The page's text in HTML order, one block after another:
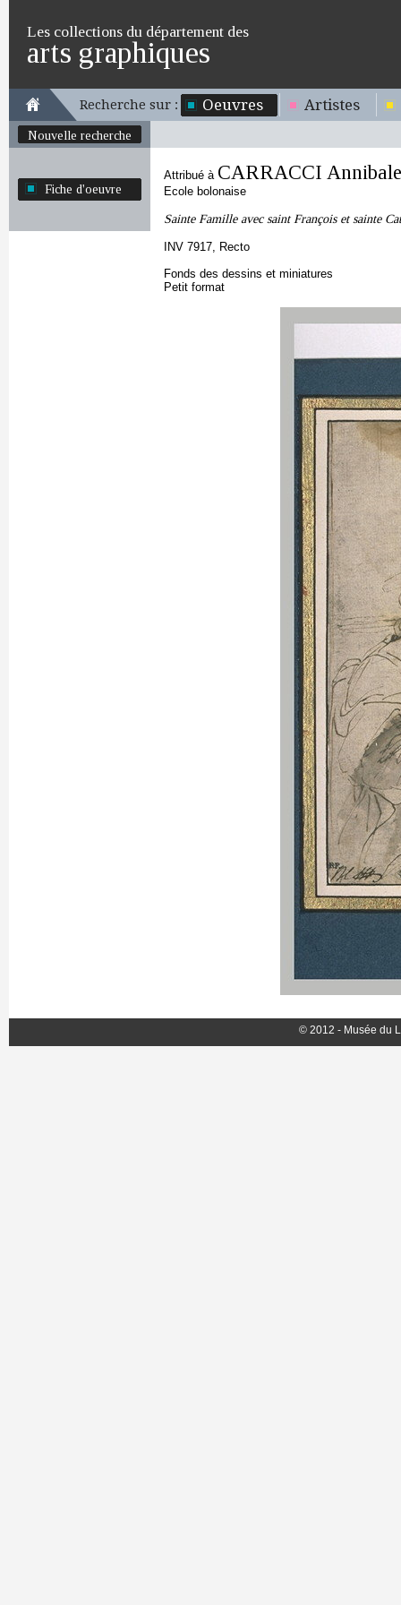
Les collections du département des
arts graphiques
Recherche sur : Oeuvres Artistes
Nouvelle recherche
Fiche d'oeuvre
Attribué à CARRACCI Annibale
Ecole bolonaise
Sainte Famille avec saint François et sainte
INV 7917, Recto
Fonds des dessins et miniatures
Petit format
© 2012 - Musée du